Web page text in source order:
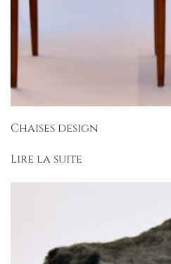
Chaises design
Lire la suite